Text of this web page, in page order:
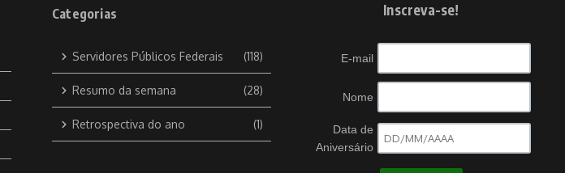
Categorias
Servidores Públicos Federais (118)
Resumo da semana (28)
Retrospectiva do ano (1)
Inscreva-se!
E-mail
Nome
Data de
Aniversário